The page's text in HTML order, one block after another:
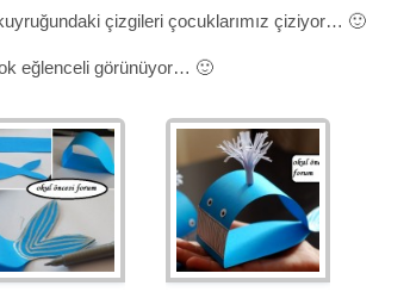
çizgileri çocuklarımız çiziyor… 🙂
eğlenceli görünüyor… 🙂